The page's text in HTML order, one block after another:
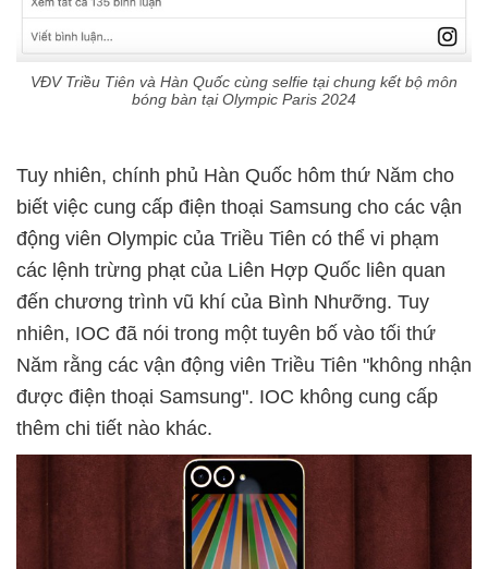
VĐV Triều Tiên và Hàn Quốc cùng selfie tại chung kết bộ môn
bóng bàn tại Olympic Paris 2024
Tuy nhiên, chính phủ Hàn Quốc hôm thứ Năm cho
biết việc cung cấp điện thoại Samsung cho các vận
động viên Olympic của Triều Tiên có thể vi phạm
các lệnh trừng phạt của Liên Hợp Quốc liên quan
đến chương trình vũ khí của Bình Nhưỡng. Tuy
nhiên, IOC đã nói trong một tuyên bố vào tối thứ
Năm rằng các vận động viên Triều Tiên "không nhận
được điện thoại Samsung". IOC không cung cấp
thêm chi tiết nào khác.